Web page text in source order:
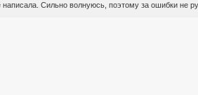
написала. Сильно волнуюсь, поэтому за ошибки не